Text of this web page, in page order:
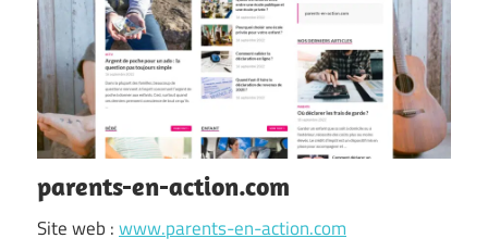
parents-en-action.com
Site web :www.parents-en-action.com